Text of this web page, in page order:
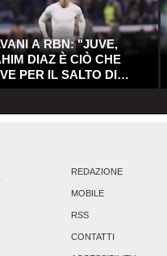
A RBN: "JUVE,
DIAZ È CIÒ CHE
PER IL SALTO DI
REDAZIONE
MOBILE
RSS
CONTATTI